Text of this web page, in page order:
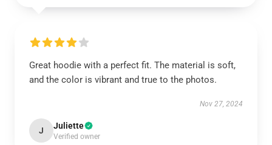
Great hoodie with a perfect fit. The material is soft,
and the color is vibrant and true to the photos.
Nov 27, 2024
J Juliette
Verified owner